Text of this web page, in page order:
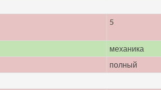
5
механика
полный